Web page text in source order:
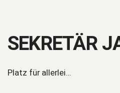
SEKRETÄR
Platz für allerlei…